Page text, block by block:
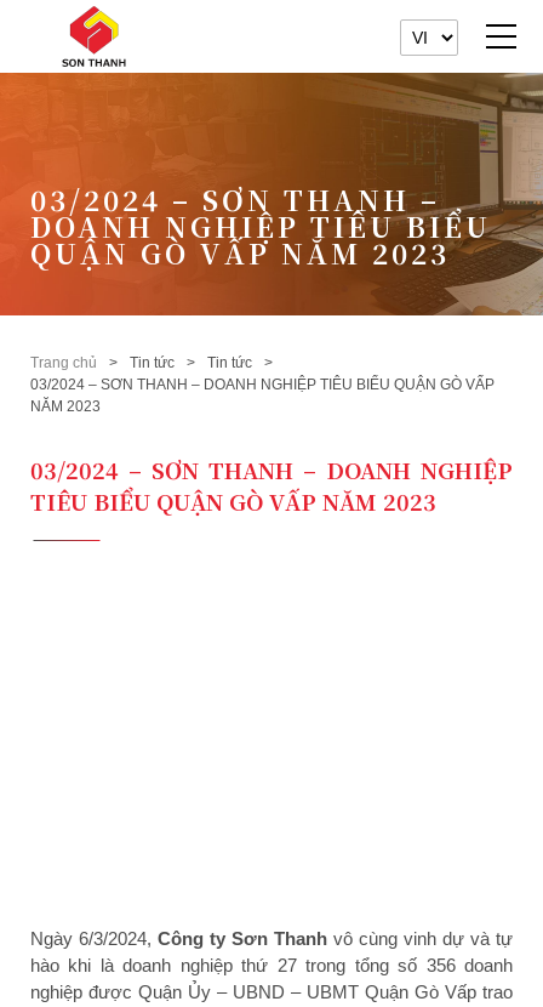
03/2024 – SƠN THANH –
DOANH NGHIỆP TIÊU BIỂU
QUẬN GÒ VẤP NĂM 2023
Trang chủ Tin tức
Tin tức
03/2024 – SƠN THANH – DOANH NGHIỆP TIÊU BIỂU QUẬN GÒ VẤP
NĂM 2023
03/2024 – SƠN THANH – DOANH NGHIỆP
TIÊU BIỂU QUẬN GÒ VẤP NĂM 2023
Ngày 6/3/2024, Công ty Sơn Thanh vô cùng vinh dự và tự
hào khi là doanh nghiệp thứ 27 trong tổng số 356 doanh
nghiệp được Quận Ủy – UBND – UBMT Quận Gò Vấp trao